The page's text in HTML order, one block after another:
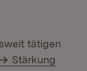
tätigen
Stärkung